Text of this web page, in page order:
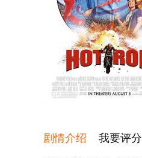
HD
剧情介绍 我要评分